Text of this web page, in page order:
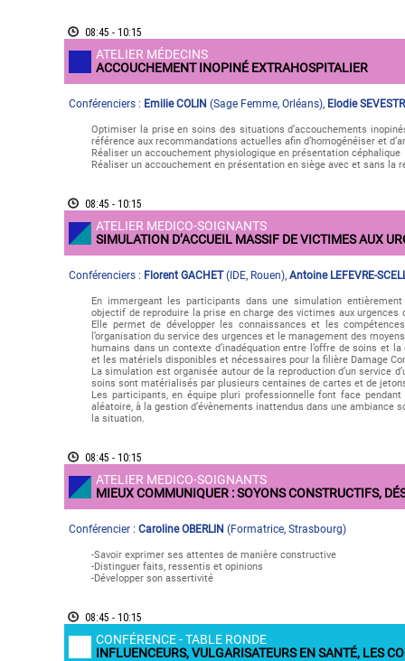
08:45 - 10:15
ATELIER MÉDECINS
ACCOUCHEMENT INOPINÉ EXTRAHOSPITALIER
Conférenciers : Emilie COLIN (Sage Femme, Orléans), Elodie
Optimiser la prise en soins des situations d’accouchements
référence aux recommandations actuelles afin d’homogénéiser et
Réaliser un accouchement physiologique en présentation céphalique
Réaliser un accouchement en présentation en siège avec et sans la
08:45 - 10:15
ATELIER MEDICO-SOIGNANTS
SIMULATION D’ACCUEIL MASSIF DE VICTIMES AUX
Conférenciers : Florent GACHET( IDE, Rouen), Antoine LEFEVRE-
En immergeant les participants dans une simulation
objectif de reproduire la prise en charge des victimes aux
Elle permet de développer les connaissances et les
l’organisation du service des urgences et le management des moyens
humains dans un contexte d’inadéquation entre l’offre de soins et
et les matériels disponibles et nécessaires pour la filière Damage
La simulation est organisée autour de la reproduction d’un service
soins sont matérialisés par plusieurs centaines de cartes et de
Les participants, en équipe pluri professionnelle font face
aléatoire, à la gestion d’évènements inattendus dans une ambiance
la situation.
08:45 - 10:15
ATELIER MEDICO-SOIGNANTS
MIEUX COMMUNIQUER : SOYONS CONSTRUCTIFS,
Conférencier : Caroline OBERLIN (Formatrice, Strasbourg)
-Savoir exprimer ses attentes de manière constructive
-Distinguer faits, ressentis et opinions
-Développer son assertivité
08:45 - 10:15
CONFÉRENCE - TABLE RONDE
INFLUENCEURS, VULGARISATEURS EN SANTÉ, LES